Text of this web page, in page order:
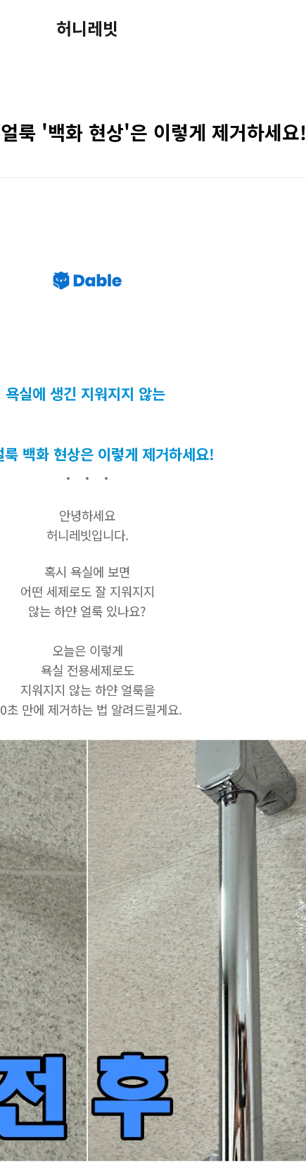
허니레빗
룩 '백화 현상'은 이렇게 제거하세요!
욕실에 생긴 지워지지 않는
룩 백화 현상은 이렇게 제거하세요!
안녕하세요
허니레빗입니다.
혹시 욕실에 보면
어떤 세제로도 잘 지워지지
않는 하얀 얼룩 있나요?
오늘은 이렇게
욕실 전용세제로도
지워지지 않는 하얀 얼룩을
초 만에 제거하는 법 알려드릴게요.